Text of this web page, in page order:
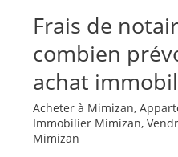
Frais de
combien
achat
Acheter à Mimizan,
Immobilier Mimizan,
Mimizan